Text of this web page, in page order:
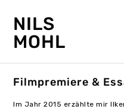
NILS
MOHL
Filmpremiere &
Im Jahr 2015 erzählte mir